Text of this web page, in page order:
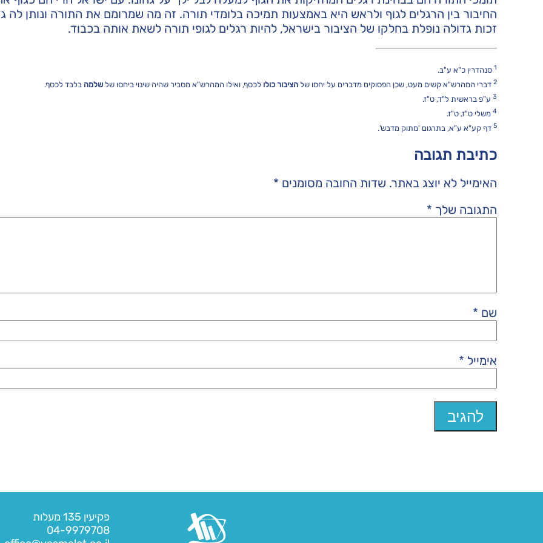
החיבור בין הרגלים לגוף ולראש היא באמצעות תמיכה בלומדי תורה. זה מה שמרומם את התורה ונותן לה
זכות גדולה נופלת בחלקו של הציבור בישראל, להיות רגלים לגופי תורה לשאת אותה בכבוד.
1 סנהדרין כ"א ע"ב.
2דברי המהרש"א קשים מעט, שכן הפסוקים מדברים על יחסו של הציבור כולו לכסף, ואילו המהרש"א מסביר שהיה שינוי ביחסו של שלמה בלבד לכסף.
3ע"פ בראשית ל"ד, ט"ז.
4משלי ט"ז, ט"ז.
5דף קע"א ע"א, בתרגום 'מתוק מדבש'.
כתיבת תגובה
האימייל לא יוצג באתר. שדות החובה מסומנים *
התגובה שלך *
שם *
אימייל *
פקיעין 135 מעלות
04-9979708